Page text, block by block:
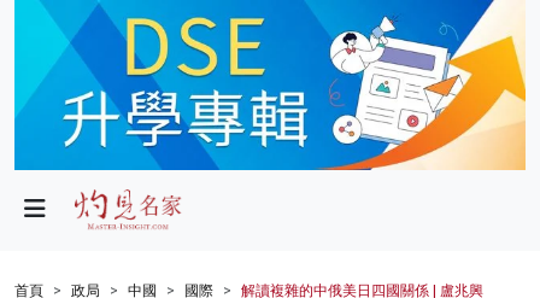
政局
財經
首頁 政局 中國 國際 解讀複雜的中俄美日四國關係 | 盧兆興